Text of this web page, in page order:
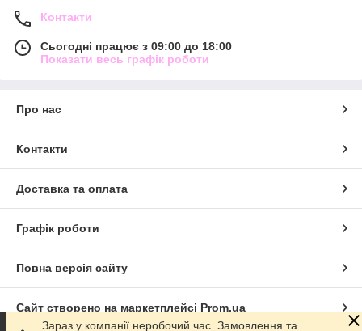
Контакти
Сьогодні працює з 09:00 до 18:00
Показати весь графік роботи
Про нас
Контакти
Доставка та оплата
Графік роботи
Повна версія сайту
Сайт створено на маркетплейсі Prom.ua
Зараз у компанії неробочий час. Замовлення та